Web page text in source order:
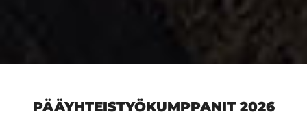
PÄÄYHTEISTYÖKUMPPANIT 2026